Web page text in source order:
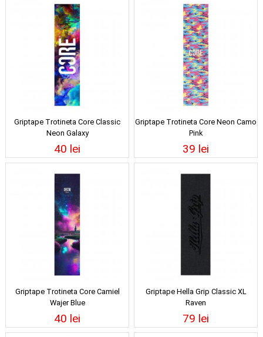
Griptape Trotineta Core Classic
Neon Galaxy
40 lei
Griptape Trotineta Core Neon Camo
Pink
39 lei
Griptape Trotineta Core Camiel
Wajer Blue
40 lei
Griptape Hella Grip Classic XL
Raven
79 lei